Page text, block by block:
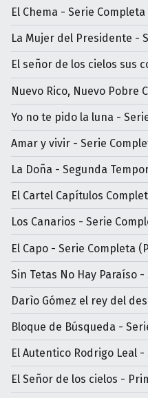
El Chema - Serie Completa
La Mujer del Presidente -
El señor de los cielos sus
Nuevo Rico, Nuevo Pobre
Yo no te pido la luna -
Amar y vivir - Serie
La Doña - Segunda
El Cartel Capítulos
Los Canarios - Serie
El Capo - Serie Completa
Sin Tetas No Hay Paraíso
Darìo Gómez el rey del
Bloque de Búsqueda -
El Autentico Rodrigo Leal
El Señor de los cielos -